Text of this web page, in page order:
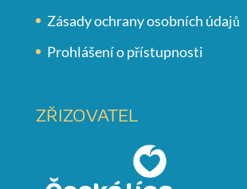
Zásady ochrany osobních údajů
Prohlášení o přístupnosti
ZŘIZOVATEL